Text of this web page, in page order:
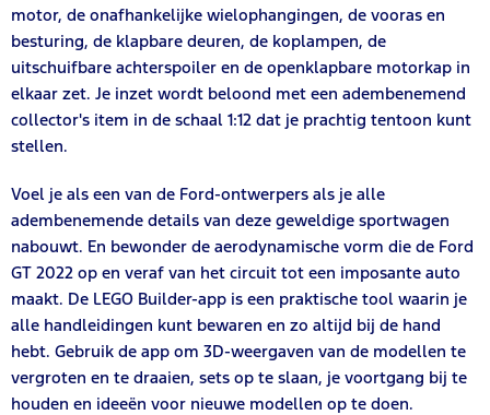
motor, de onafhankelijke wielophangingen, de vooras en
besturing, de klapbare deuren, de koplampen, de
uitschuifbare achterspoiler en de openklapbare motorkap in
elkaar zet. Je inzet wordt beloond met een adembenemend
collector's item in de schaal 1:12 dat je prachtig tentoon kunt
stellen.
Voel je als een van de Ford-ontwerpers als je alle
adembenemende details van deze geweldige sportwagen
nabouwt. En bewonder de aerodynamische vorm die de Ford
GT 2022 op en veraf van het circuit tot een imposante auto
maakt. De LEGO Builder-app is een praktische tool waarin je
alle handleidingen kunt bewaren en zo altijd bij de hand
hebt. Gebruik de app om 3D-weergaven van de modellen te
vergroten en te draaien, sets op te slaan, je voortgang bij te
houden en ideeën voor nieuwe modellen op te doen.